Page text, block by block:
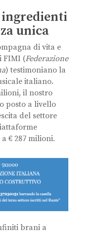
unica
di vita e
FIMI (Federazione
) testimoniano la
italiano.
il nostro
posto a livello
del settore
€ 287 milioni.
brani a